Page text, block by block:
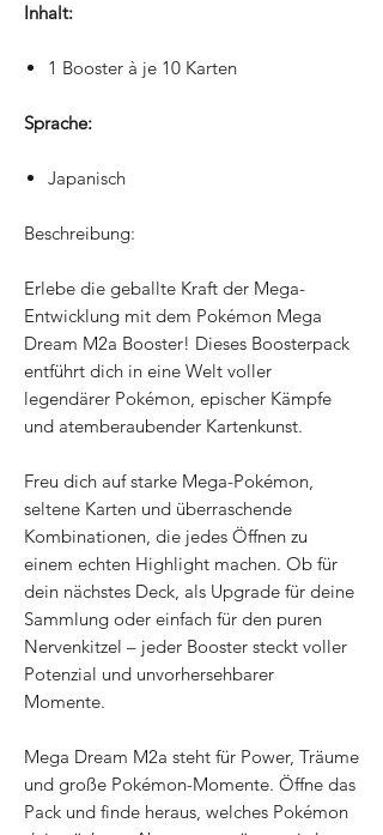
Inhalt:
1 Booster à je 10 Karten
Sprache:
Japanisch
Beschreibung:
Erlebe die geballte Kraft der Mega-
Entwicklung mit dem Pokémon Mega
Dream M2a Booster! Dieses Boosterpack
entführt dich in eine Welt voller
legendärer Pokémon, epischer Kämpfe
und atemberaubender Kartenkunst.
Freu dich auf starke Mega-Pokémon,
seltene Karten und überraschende
Kombinationen, die jedes Öffnen zu
einem echten Highlight machen. Ob für
dein nächstes Deck, als Upgrade für deine
Sammlung oder einfach für den puren
Nervenkitzel – jeder Booster steckt voller
Potenzial und unvorhersehbarer
Momente.
Mega Dream M2a steht für Power, Träume
und große Pokémon-Momente. Öffne das
Pack und finde heraus, welches Pokémon